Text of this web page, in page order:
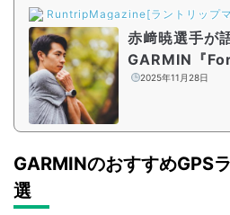
RuntripMagazine[ラントリップ
赤﨑暁選手が
GARMIN『
法とは？ラン
2025年11月28日
GARMINのおすすめGPS
選